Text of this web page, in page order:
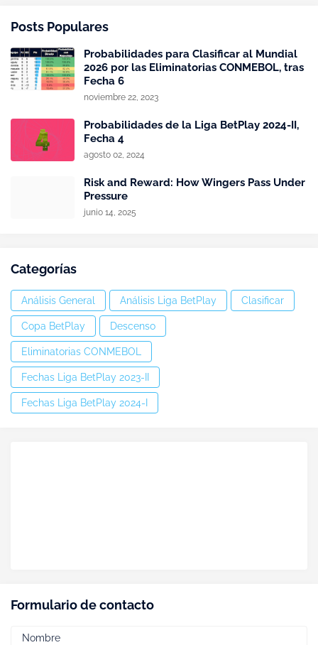
Posts Populares
Probabilidades para Clasificar al Mundial
2026 por las Eliminatorias CONMEBOL, tras
Fecha 6
noviembre 22, 2023
Probabilidades de la Liga BetPlay 2024-II,
Fecha 4
agosto 02, 2024
Risk and Reward: How Wingers Pass Under
Pressure
junio 14, 2025
Categorías
Análisis General Análisis Liga BetPlay Clasificar
Copa BetPlay Descenso
Eliminatorias CONMEBOL
Fechas Liga BetPlay 2023-II
Fechas Liga BetPlay 2024-I
Formulario de contacto